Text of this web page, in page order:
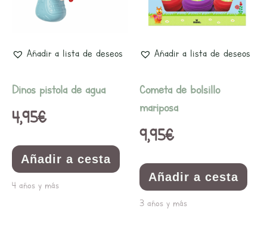
Añadir a lista de deseos
Dinos pistola de agua
4,95€
Añadir a cesta
4 años y más
Añadir a lista de deseos
Cometa de bolsillo
mariposa
9,95€
Añadir a cesta
3 años y más